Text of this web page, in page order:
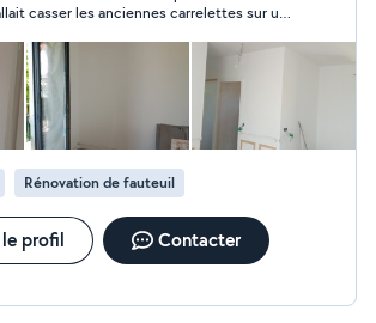
casser les anciennes carrelettes sur une
toile Décoller l' ancien papier
et soigné qui
mais fait
ne pas attendre La personne qui
et méthodique, à chaque fois le
et les déchets soigneusement mis dans
Rénovation de fauteuil
profil Contacter